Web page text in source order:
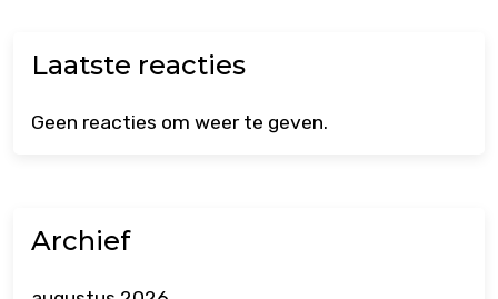
Laatste reacties
Geen reacties om weer te geven.
Archief